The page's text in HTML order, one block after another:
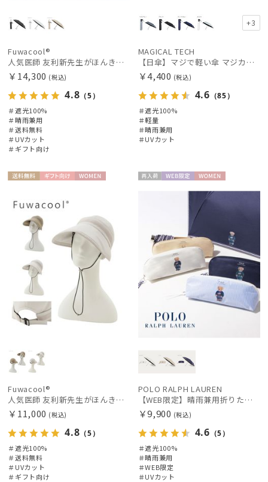
手袋・アームカバー
その他
カラー
販売状況
入荷状況
Fuwacool®
人気医師 友利新先生がほんきで作った”絶対に忘れない誰でも日傘” 55【晴雨兼用折りたたみ日傘】フワクール® (Fuwacool®) 雨の日OK 軽量 遮光100% UV100%
￥14,300 (税込)
4.8 （5）
＃遮光100%
＃晴雨兼用
＃送料無料
＃UVカット
＃ギフト向け
+3
MAGICAL TECH
【日傘】マジで軽い傘 マジカルテックプロテクション(MAGICAL TECH PROTECTION)50cm 晴雨兼用傘折りたたみ日傘 一級遮光100% UV 軽量 人気 レディース メンズ
￥4,400 (税込)
4.6 （85）
＃遮光100%
＃軽量
＃晴雨兼用
＃UVカット
料
Fuwacool®
人気医師 友利新先生がほんきでつくったUVカット100％帽子【遮光100％帽子】フワクール® (Fuwacool®) ジョッキーサンバイザー
￥11,000 (税込)
4.8 （5）
＃遮光100%
＃送料無料
＃UVカット
＃ギフト向け
POLO RALPH LAUREN
【WEB限定】晴雨兼用折りたたみ日傘 ポロ ラルフ ローレン（POLO RALPH LAUREN）ワンポイントベア 遮光100 UV100
￥9,900 (税込)
4.6 （5）
＃遮光100%
＃晴雨兼用
＃WEB限定
＃UVカット